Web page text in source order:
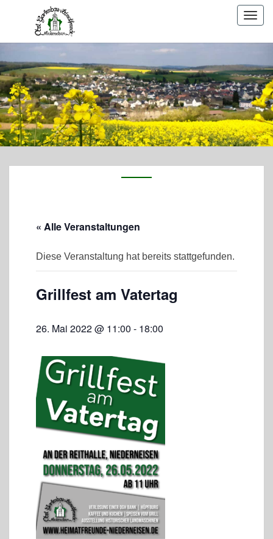
« Alle Veranstaltungen
Diese Veranstaltung hat bereits stattgefunden.
Grillfest am Vatertag
26. Mai 2022 @ 11:00 - 18:00